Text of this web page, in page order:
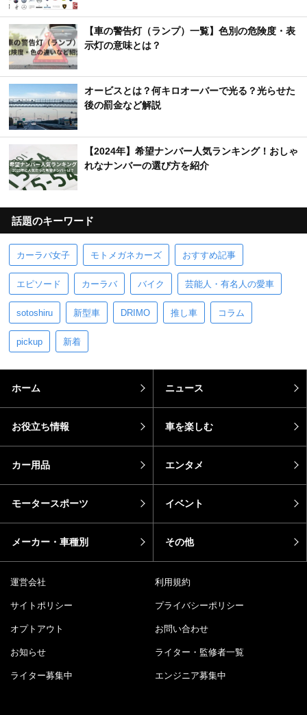
【車の警告灯（ランプ）一覧】色別の危険度・表
示灯の意味とは？
オービスとは？何キロオーバーで光る？光らせた
後の罰金など解説
【2024年】希望ナンバー人気ランキング！おしゃ
れなナンバーの選び方を紹介
話題のキーワード
カーラバ女子 モトメガネカーズ おすすめ記事
エピソード カーラバ バイク 芸能人・有名人の愛車
sotoshiru 新型車 DRIMO 推し車 コラム
pickup 新着
ホーム ニュース
お役立ち情報 車を楽しむ
カー用品 エンタメ
モータースポーツ イベント
メーカー・車種別 その他
運営会社 利用規約
サイトポリシー プライバシーポリシー
オプトアウト お問い合わせ
お知らせ ライター・監修者一覧
ライター募集中 エンジニア募集中